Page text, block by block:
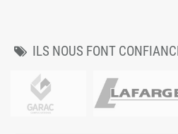
ILS NOUS FONT